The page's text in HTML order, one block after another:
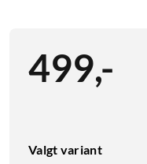
499,-
Valgt variant